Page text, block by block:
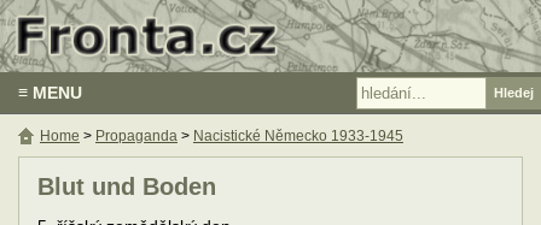
≡ MENU
Blut und Boden
Home > Propaganda > Nacistické Německo 1933-1945